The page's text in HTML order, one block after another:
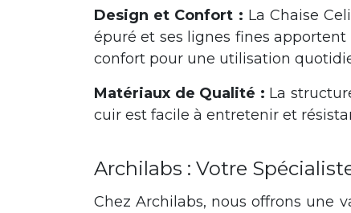
Design et Confort : La Chaise
épuré et ses lignes fines
confort pour une utilisation
Matériaux de Qualité : La
cuir est facile à entretenir et
Archilabs : Votre
Chez Archilabs, nous offrons une